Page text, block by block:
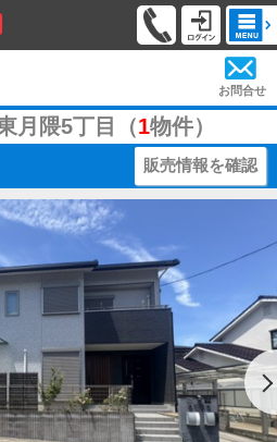
お問合せ
月隈5丁目（1物件）
販売情報を確認